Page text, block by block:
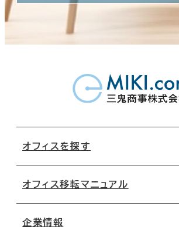
オフィスを探す
地図から探す
オフィス移転マニュアル
企業情報